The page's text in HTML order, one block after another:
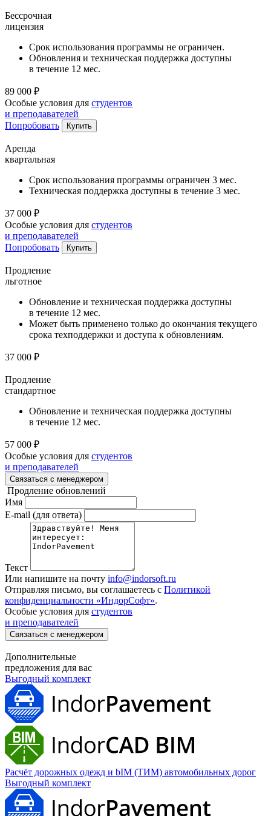
Бессрочная
лицензия
Срок использования программы не ограничен.
Обновления и техническая поддержка доступны
в течение 12 мес.
89 000 ₽
Особые условия для студентов
и преподавателей
Попробовать
Купить
Аренда
квартальная
Срок использования программы ограничен 3 мес.
Техническая поддержка доступны в течение 3 мес.
37 000 ₽
Особые условия для студентов
и преподавателей
Попробовать
Купить
Продление
льготное
Обновление и техническая поддержка доступны
в течение 12 мес.
Может быть применено только до окончания текущего
срока техподдержки и доступа к обновлениям.
37 000 ₽
Продление
стандартное
Обновление и техническая поддержка доступны
в течение 12 мес.
57 000 ₽
Особые условия для студентов
и преподавателей
Связаться с менеджером
Продление обновлений
Имя
E-mail (для ответа)
Текст
Или напишите на почту info@indorsoft.ru
Отправляя письмо, вы соглашаетесь с Политикой
конфиденциальности «ИндорСофт».
Особые условия для студентов
и преподавателей
Связаться с менеджером
Дополнительные
предложения для вас
Выгодный комплект
Расчёт дорожных одежд и bIM (ТИМ) автомобильных дорог
Выгодный комплект